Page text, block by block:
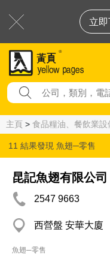
立
主頁 > 食品糧油、餐飲業設
11 結果發現 魚翅─零售
昆記魚翅有限公司
2547 9663
西營盤 安華大廈
魚翅─零售